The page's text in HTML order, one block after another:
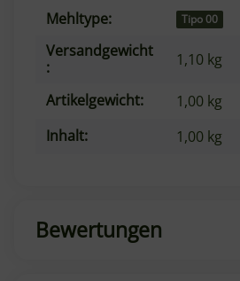
Produkteigenschaft
Wert
Mehltype: Tipo 00
Versandgewicht
:
1,10 kg
Artikelgewicht: 1,00 kg
Inhalt:
1,00 kg
Bewertungen